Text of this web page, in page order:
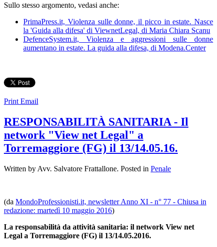
Sullo stesso argomento, vedasi anche:
PrimaPress.it, Violenza sulle donne, il picco in estate. Nasce
la 'Guida alla difesa' di ViewnetLegal, di Maria Chiara Scanu
DefenceSystem.it, Violenza e aggressioni sulle donne
aumentano in estate. La guida alla difesa, di Modena.Center
Print Email
RESPONSABILITÀ SANITARIA - Il
network "View net Legal" a
Torremaggiore (FG) il 13/14.05.16.
Written by Avv. Salvatore Frattallone. Posted in Penale
(da MondoProfessionisti.it, newsletter Anno XI - n° 77 - Chiusa in
redazione: martedì 10 maggio 2016)
La responsabilità da attività sanitaria: il network View net
Legal a Torremaggiore (FG) il 13/14.05.2016.